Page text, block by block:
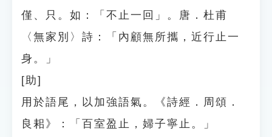
僅、只。如：「不止一回」。唐．杜甫
〈無家別〉詩：「內顧無所攜，近行止一
身。」
[助]
用於語尾，以加強語氣。《詩經．周頌．
良耜》：「百室盈止，婦子寧止。」